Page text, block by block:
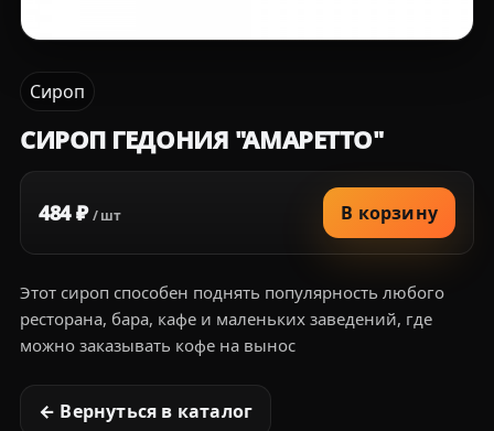
Сироп
СИРОП ГЕДОНИЯ "АМАРЕТТО"
484 ₽/ шт В корзину
Этот сироп способен поднять популярность любого
ресторана, бара, кафе и маленьких заведений, где
можно заказывать кофе на вынос
← Вернуться в каталог